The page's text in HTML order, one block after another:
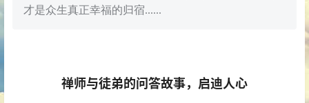
才是众生真正幸福的归宿......
禅师与徒弟的问答故事，启迪人心